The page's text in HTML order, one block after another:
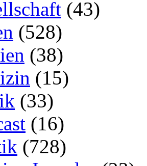
(43)
(528)
(38)
(15)
(33)
(16)
(728)